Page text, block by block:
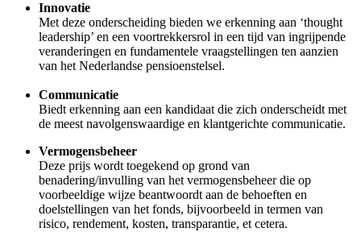
Innovatie
Met deze onderscheiding bieden we erkenning aan ‘thought
leadership’ en een voortrekkersrol in een tijd van ingrijpende
veranderingen en fundamentele vraagstellingen ten aanzien
van het Nederlandse pensioenstelsel.
Communicatie
Biedt erkenning aan een kandidaat die zich onderscheidt met
de meest navolgenswaardige en klantgerichte communicatie.
Vermogensbeheer
Deze prijs wordt toegekend op grond van
benadering/invulling van het vermogensbeheer die op
voorbeeldige wijze beantwoordt aan de behoeften en
doelstellingen van het fonds, bijvoorbeeld in termen van
risico, rendement, kosten, transparantie, et cetera.